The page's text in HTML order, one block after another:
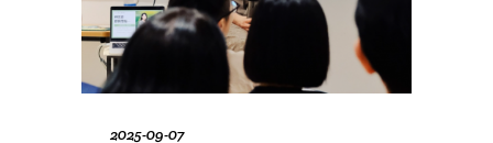
2025-09-07